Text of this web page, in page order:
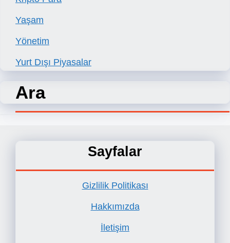
Yaşam
Yönetim
Yurt Dışı Piyasalar
Ara
Sayfalar
Gizlilik Politikası
Hakkımızda
İletişim